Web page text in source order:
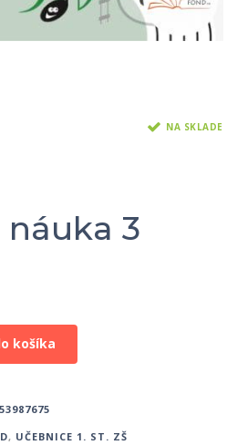
NA SKLADE
3
košíka
, UČEBNICE 1. ST. ZŠ